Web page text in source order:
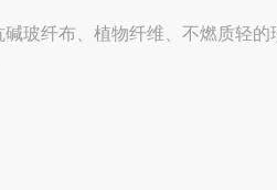
玻纤布、植物纤维、不燃质轻的